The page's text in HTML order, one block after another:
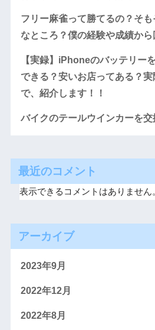
フリー麻雀って勝てるの？そ
なところ？僕の経験や成績から
【実録】iPhoneのバッテリー
できる？安いお店ってある？
で、紹介します！！
バイクのテールウインカーを交
最近のコメント
表示できるコメントはありません
アーカイブ
2023年9月
2022年12月
2022年8月